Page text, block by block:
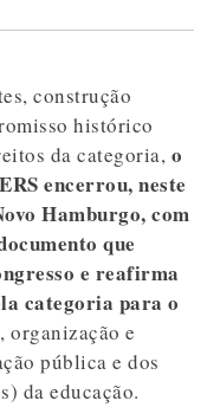
construção
histórico
da categoria, o
encerrou, neste
Hamburgo, com
que
e reafirma
categoria para o
organização e
pública e dos
da educação.